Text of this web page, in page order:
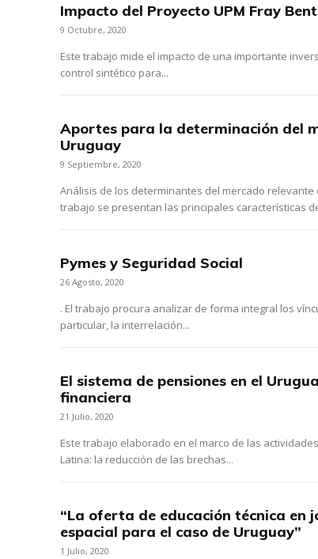
Impacto del Proyecto UPM Fray
9 Octubre, 2020
Este trabajo mide el impacto de una importante
control sintético para...
Aportes para la determinación del
Uruguay
9 Septiembre, 2020
Análisis de los determinantes del mercado
trabajo se presentan las principales características
Pymes y Seguridad Social
26 Agosto, 2020
. El trabajo procura analizar de forma integral los
particular, la interrelación...
El sistema de pensiones en el
financiera
21 Julio, 2020
Este trabajo elaborado en el marco de las
Latina: la reducción de las brechas...
“La oferta de educación técnica en
espacial para el caso de Uruguay”
1 Julio, 2020